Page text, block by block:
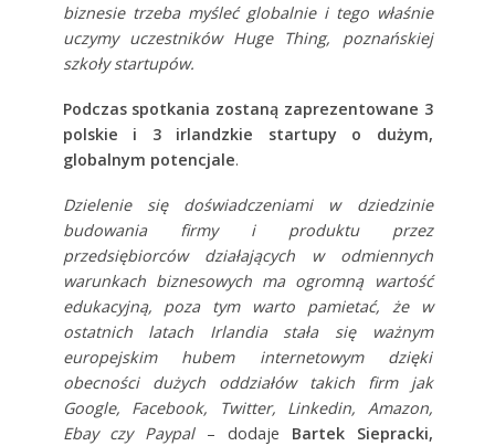
biznesie trzeba myśleć globalnie i tego właśnie
uczymy uczestników Huge Thing, poznańskiej
szkoły startupów.
Podczas spotkania zostaną zaprezentowane 3
polskie i 3 irlandzkie startupy o dużym,
globalnym potencjale.
Dzielenie się doświadczeniami w dziedzinie
budowania firmy i produktu przez
przedsiębiorców działających w odmiennych
warunkach biznesowych ma ogromną wartość
edukacyjną, poza tym warto pamietać, że w
ostatnich latach Irlandia stała się ważnym
europejskim hubem internetowym dzięki
obecności dużych oddziałów takich firm jak
Google, Facebook, Twitter, Linkedin, Amazon,
Ebay czy Paypal– dodaje Bartek Siepracki,